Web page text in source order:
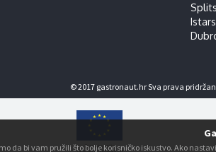
© 2017 gastronaut.hr Sva prava
da bi vam pružili što bolje korisničko iskustvo. Ako